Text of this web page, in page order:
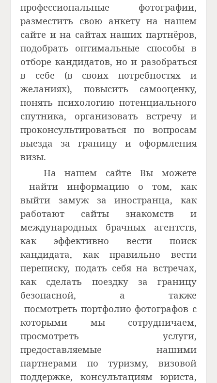
профессиональные фотографии,
разместить свою анкету на нашем
сайте и на сайтах наших партнёров,
подобрать оптимальные способы в
отборе кандидатов, но и разобраться
в себе (в своих потребностях и
желаниях), повысить самооценку,
понять психологию потенциального
спутника, организовать встречу и
проконсультироваться по вопросам
выезда за границу и оформления
визы.
На нашем сайте Вы можете
найти информацию о том, как
выйти замуж за иностранца, как
работают сайты знакомств и
международных брачных агентств,
как эффективно вести поиск
кандидата, как правильно вести
переписку, подать себя на встречах,
как сделать поездку за границу
безопасной, а также
посмотреть портфолио фотографов с
которыми мы сотрудничаем,
просмотреть услуги,
предоставляемые нашими
партнерами по туризму, визовой
поддержке, консультациям юриста,